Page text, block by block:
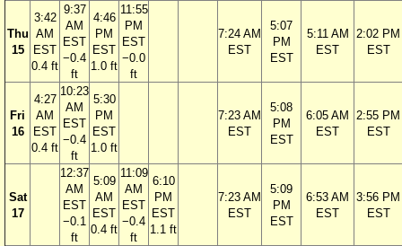
Thu
15
3:42
AM
EST
0.4 ft
9:37
AM
EST
−0.4
ft
4:46
PM
EST
1.0 ft
11:55
PM
EST
−0.0
ft
7:24 AM
EST
5:07
PM
EST
5:11 AM
EST
2:02 PM
EST
Fri
16
4:27
AM
EST
0.4 ft
10:23
AM
EST
−0.4
ft
5:30
PM
EST
1.0 ft
7:23 AM
EST
5:08
PM
EST
6:05 AM
EST
2:55 PM
EST
Sat
17
12:37
AM
EST
−0.1
ft
5:09
AM
EST
0.4 ft
11:09
AM
EST
−0.4
ft
6:10
PM
EST
1.1 ft
7:23 AM
EST
5:09
PM
EST
6:53 AM
EST
3:56 PM
EST